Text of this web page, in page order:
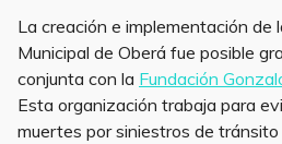
La creación e implementación de
Municipal de Oberá fue posible
conjunta con la Fundación
Esta organización trabaja para
muertes por siniestros de